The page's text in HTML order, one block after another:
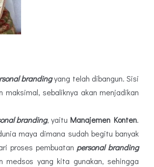
brandingyang telah dibangun. Sisi
sebaliknya akan menjadikan
branding, yaitu Manajemen Konten.
maya dimana sudah begitu banyak
proses pembuatan personal branding
yang kita gunakan, sehingga